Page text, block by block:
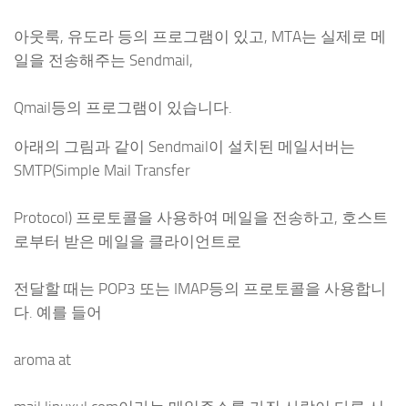
아웃룩, 유도라 등의 프로그램이 있고, MTA는 실제로 메
일을 전송해주는 Sendmail,
Qmail등의 프로그램이 있습니다.
아래의 그림과 같이 Sendmail이 설치된 메일서버는
SMTP(Simple Mail Transfer
Protocol) 프로토콜을 사용하여 메일을 전송하고, 호스트
로부터 받은 메일을 클라이언트로
전달할 때는 POP3 또는 IMAP등의 프로토콜을 사용합니
다. 예를 들어
aroma at